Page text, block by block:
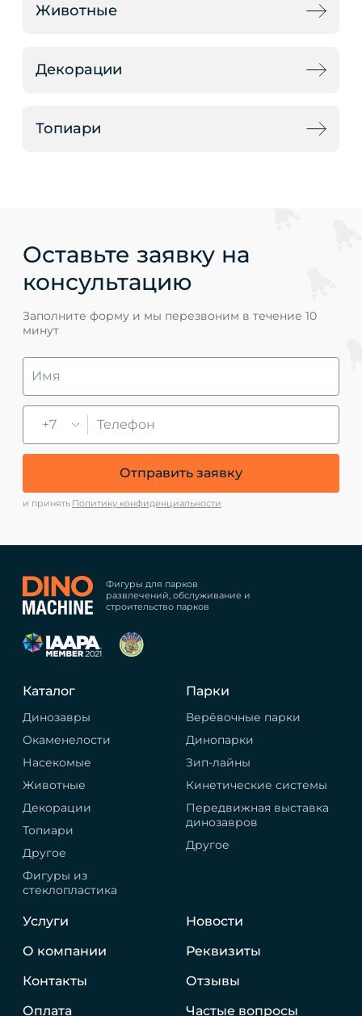
Животные
Декорации
Топиари
Оставьте заявку на
консультацию
Заполните форму и мы перезвоним в течение 10
минут
+7
Отправить заявку
и принять Политику конфиденциальности
Фигуры для парков
развлечений, обслуживание и
строительство парков
Каталог
Динозавры
Окаменелости
Насекомые
Животные
Декорации
Топиари
Другое
Фигуры из
стеклопластика
Парки
Верёвочные парки
Динопарки
Зип-лайны
Кинетические системы
Передвижная выставка
динозавров
Другое
Услуги
О компании
Контакты
Оплата
Новости
Реквизиты
Отзывы
Частые вопросы